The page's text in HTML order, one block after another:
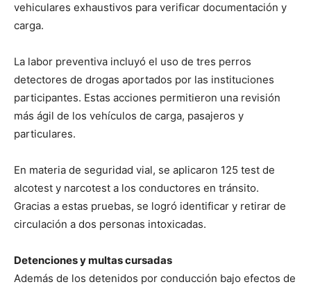
vehiculares exhaustivos para verificar documentación y
carga.
La labor preventiva incluyó el uso de tres perros
detectores de drogas aportados por las instituciones
participantes. Estas acciones permitieron una revisión
más ágil de los vehículos de carga, pasajeros y
particulares.
En materia de seguridad vial, se aplicaron 125 test de
alcotest y narcotest a los conductores en tránsito.
Gracias a estas pruebas, se logró identificar y retirar de
circulación a dos personas intoxicadas.
Detenciones y multas cursadas
Además de los detenidos por conducción bajo efectos de